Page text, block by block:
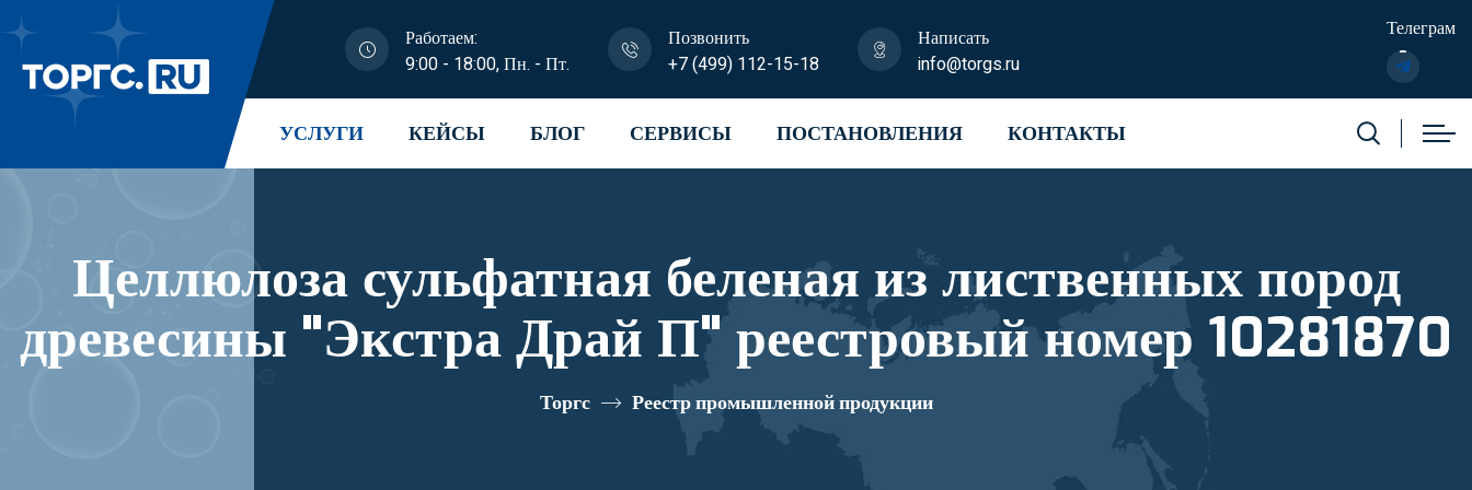
Работаем:
9:00 - 18:00, Пн. - Пт.
Позвонить
+7 (499) 112-15-18
Написать
info@torgs.ru
Телеграм
УСЛУГИ КЕЙСЫ БЛОГ СЕРВИСЫ ПОСТАНОВЛЕНИЯ КОНТАКТЫ
Целлюлоза сульфатная беленая из лиственных пород
древесины "Экстра Драй П" реестровый номер 10281870
Торгс Реестр промышленной продукции